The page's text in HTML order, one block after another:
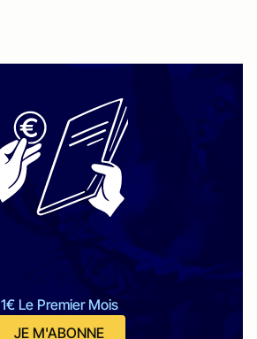
1€ Le Premier Mois
JE M'ABONNE